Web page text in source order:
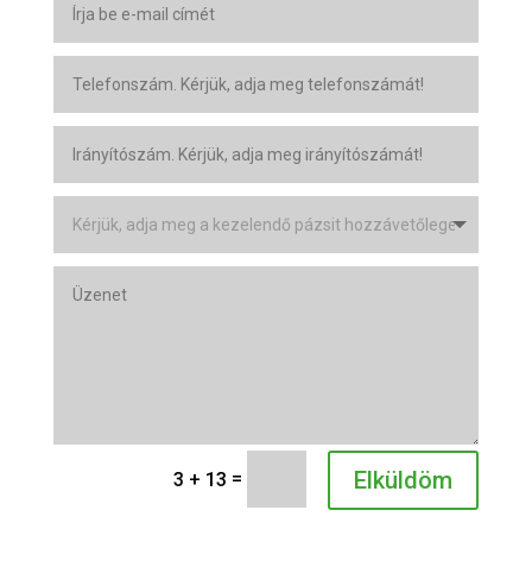
3 + 13 = Elküldöm